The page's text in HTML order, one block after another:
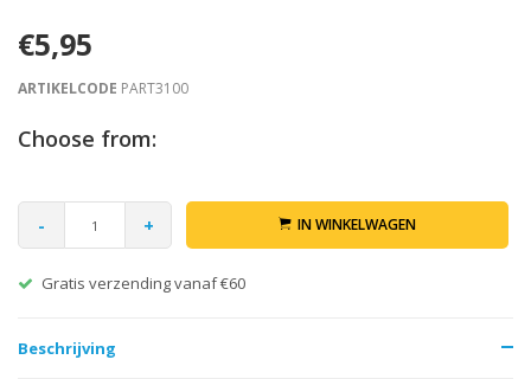
€5,95
ARTIKELCODE PART3100
Choose from:
- + IN WINKELWAGEN
Gratis verzending vanaf €60
Beschrijving